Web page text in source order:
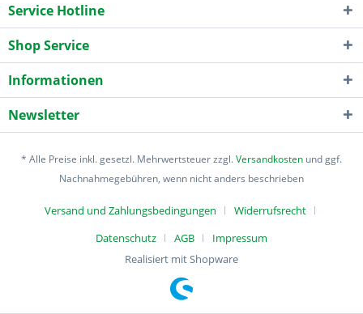
Service Hotline
Shop Service
Informationen
Newsletter
* Alle Preise inkl. gesetzl. Mehrwertsteuer zzgl.Versandkosten und ggf.
Nachnahmegebühren, wenn nicht anders beschrieben
Versand und Zahlungsbedingungen
Widerrufsrecht
Datenschutz
AGB
Impressum
Realisiert mit Shopware